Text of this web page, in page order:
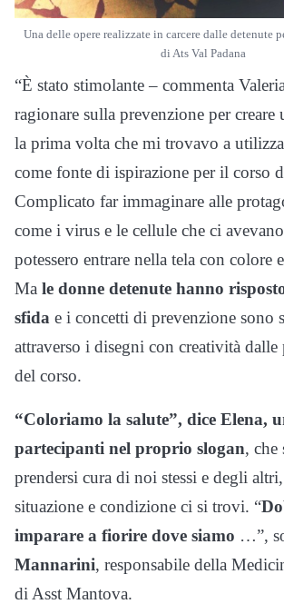
Una delle opere realizzate in carcere dalle detenute
di Ats Val Padana
“È stato stimolante – commenta
ragionare sulla prevenzione per creare
la prima volta che mi trovavo a
come fonte di ispirazione per il corso
Complicato far immaginare alle
come i virus e le cellule che ci
potessero entrare nella tela con colore
Ma le donne detenute hanno
sfida e i concetti di prevenzione sono
attraverso i disegni con creatività dalle
del corso.
“Coloriamo la salute”, dice Elena,
partecipanti nel proprio slogan, che
prendersi cura di noi stessi e degli
situazione e condizione ci si trovi. “
imparare a fiorire dove siamo …”,
Mannarini, responsabile della
di Asst Mantova.